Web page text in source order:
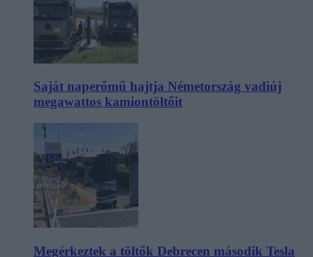
Saját naperőmű hajtja Németország vadiúj
megawattos kamiontöltőit
Megérkeztek a töltők Debrecen második Tesla